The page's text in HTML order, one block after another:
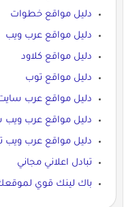
دليل مواقع خطوات
دليل مواقع عرب ويب
دليل مواقع كلاود
دليل مواقع توب
دليل مواقع عرب سايت
دليل مواقع عرب ويب
دليل مواقع عرب ويب
تبادل اعلاني مجاني
باك لينك قوي